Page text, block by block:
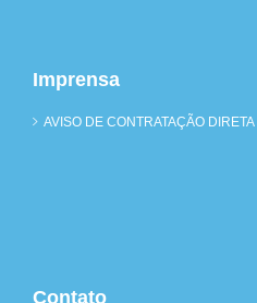
Imprensa
AVISO DE CONTRATAÇÃO DIRETA
Contato